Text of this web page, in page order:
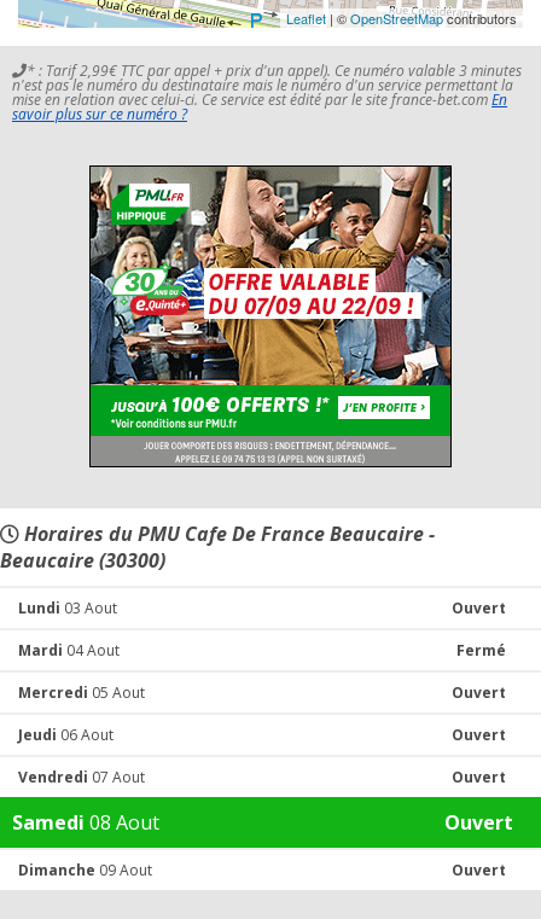
Leaflet | ©OpenStreetMapcontributors
* : Tarif 2,99€ TTC par appel + prix d'un appel). Ce numéro valable 3 minutes
n'est pas le numéro du destinataire mais le numéro d'un service permettant la
mise en relation avec celui-ci. Ce service est édité par le site france-bet.comEn
savoir plus sur ce numéro ?
Horaires du PMU Cafe De France Beaucaire -
Beaucaire (30300)
Lundi 03 Aout Ouvert
Mardi 04 Aout Fermé
Mercredi 05 Aout Ouvert
Jeudi 06 Aout Ouvert
Vendredi 07 Aout Ouvert
Samedi 08 Aout Ouvert
Dimanche 09 Aout Ouvert